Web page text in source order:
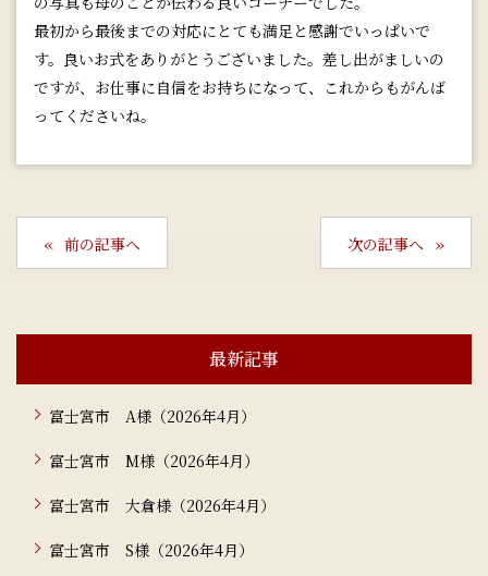
最初から最後までの対応にとても満足と感謝でいっぱいで
す。良いお式をありがとうございました。差し出がましいの
ですが、お仕事に自信をお持ちになって、これからもがんば
ってくださいね。
前の記事へ 次の記事へ
最新記事
富士宮市 A様（2026年4月）
富士宮市 M様（2026年4月）
富士宮市 大倉様（2026年4月）
富士宮市 S様（2026年4月）